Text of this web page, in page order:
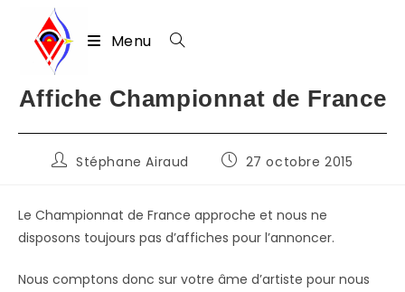
Skip
content
Menu
Affiche Championnat de France
Auteur/autrice
publication :
Stéphane Airaud
Publication
27 octobre 2015
Le Championnat de France approche et nous ne
disposons toujours pas d’affiches pour l’annoncer.
Nous comptons donc sur votre âme d’artiste pour nous